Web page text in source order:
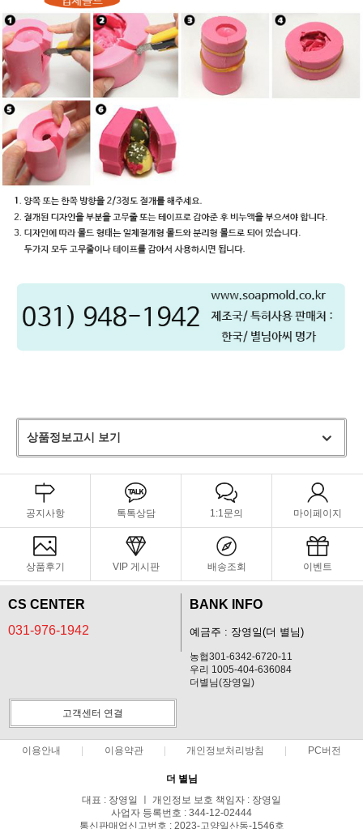
상품정보고시 보기
공지사항 톡톡상담 1:1문의 마이페이지
상품후기 VIP 게시판 배송조회 이벤트
CS CENTER
031-976-1942
BANK INFO
예금주 : 장영일(더 별님)
농협301-6342-6720-11
우리 1005-404-636084
더별님(장영일)
고객센터 연결
이용안내 이용약관 개인정보처리방침 PC버전
더 별님
대표 : 장영일 ㅣ 개인정보 보호 책임자 : 장영일
사업자 등록번호 : 344-12-02444
통신판매업신고번호 : 2023-고양일산동-1546호